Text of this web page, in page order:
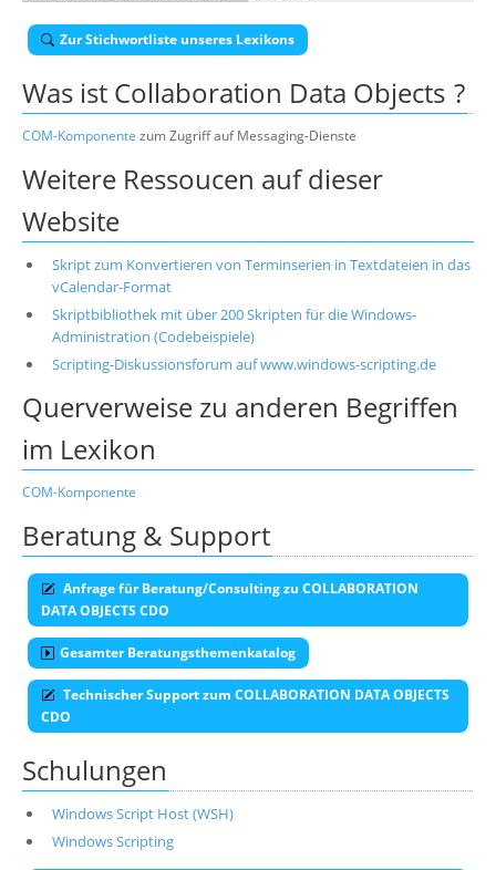
Zur Stichwortliste unseres Lexikons
Was ist Collaboration Data Objects ?
COM-Komponente zum Zugriff auf Messaging-Dienste
Weitere Ressoucen auf dieser
Website
Skript zum Konvertieren von Terminserien in Textdateien in das
vCalendar-Format
Skriptbibliothek mit über 200 Skripten für die Windows-
Administration (Codebeispiele)
Scripting-Diskussionsforum auf www.windows-scripting.de
Querverweise zu anderen Begriffen
im Lexikon
COM-Komponente
Beratung & Support
Anfrage für Beratung/Consulting zu COLLABORATION
DATA OBJECTS CDO
Gesamter Beratungsthemenkatalog
Technischer Support zum COLLABORATION DATA OBJECTS
CDO
Schulungen
Windows Script Host (WSH)
Windows Scripting